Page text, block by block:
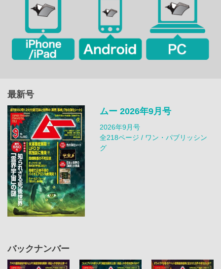
最新号
ムー 2026年9月号
2026年9月号
全218ページ / ワン・パブリッシン
グ
バックナンバー